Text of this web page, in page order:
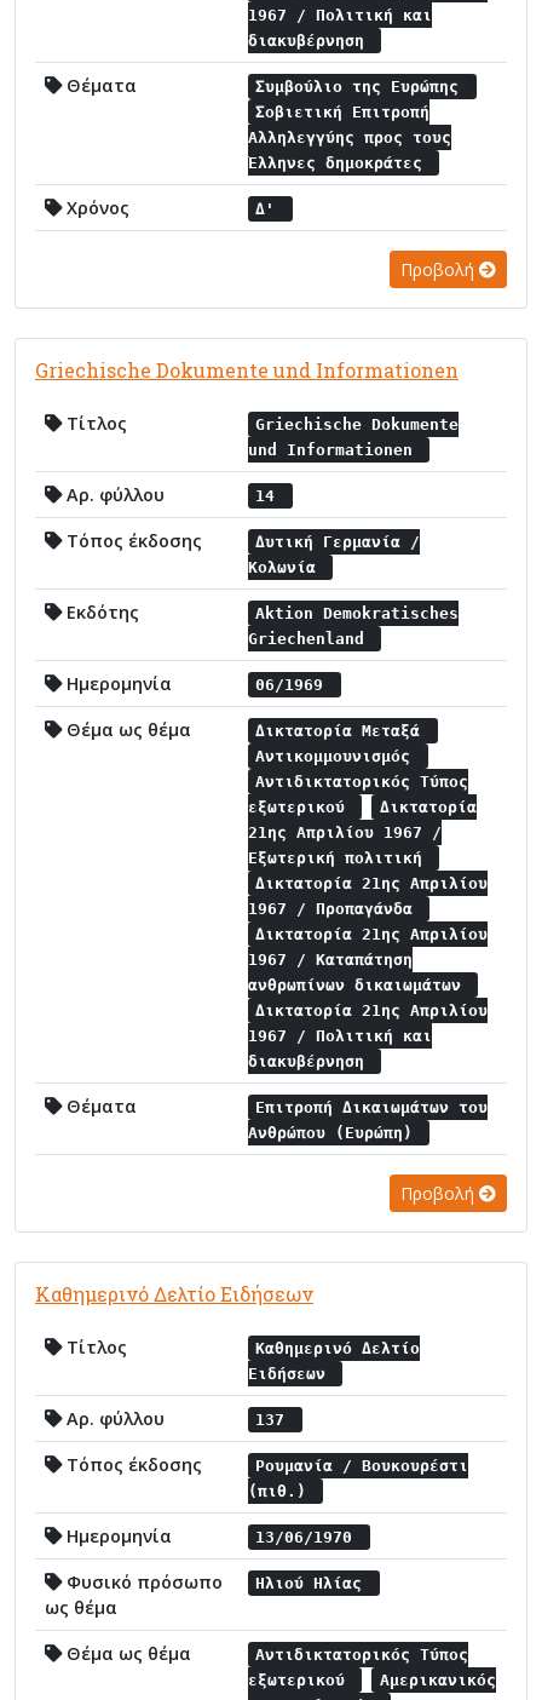
1967 / Πολιτική και
διακυβέρνηση
Θέματα
Συμβούλιο της Ευρώπης
Σοβιετική Επιτροπή
Αλληλεγγύης προς τους
Έλληνες δημοκράτες
Χρόνος Δ'
Προβολή
Griechische Dokumente und Informationen
Τίτλος
Griechische Dokumente
und Informationen
Αρ. φύλλου 14
Τόπος έκδοσης
Δυτική Γερμανία /
Κολωνία
Εκδότης
Aktion Demokratisches
Griechenland
Ημερομηνία 06/1969
Θέμα ως θέμα
Δικτατορία Μεταξά
Αντικομμουνισμός
Αντιδικτατορικός Τύπος
εξωτερικού
Δικτατορία
21ης Απριλίου 1967 /
Εξωτερική πολιτική
Δικτατορία 21ης Απριλίου
1967 / Προπαγάνδα
Δικτατορία 21ης Απριλίου
1967 / Καταπάτηση
ανθρωπίνων δικαιωμάτων
Δικτατορία 21ης Απριλίου
1967 / Πολιτική και
διακυβέρνηση
Θέματα
Επιτροπή Δικαιωμάτων του
Ανθρώπου (Ευρώπη)
Προβολή
Καθημερινό Δελτίο Ειδήσεων
Τίτλος
Καθημερινό Δελτίο
Ειδήσεων
Αρ. φύλλου 137
Τόπος έκδοσης
Ρουμανία / Βουκουρέστι
(πιθ.)
Ημερομηνία 13/06/1970
Φυσικό πρόσωπο
ως θέμα
Ηλιού Ηλίας
Θέμα ως θέμα
Αντιδικτατορικός Τύπος
εξωτερικού
Αμερικανικός